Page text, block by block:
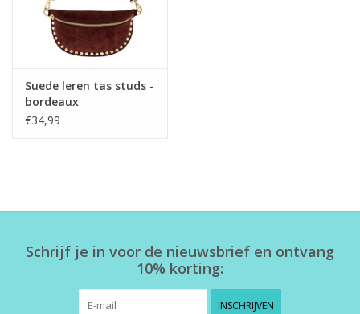
Suede leren tas studs -
bordeaux
€34,99
Schrijf je in voor de nieuwsbrief en ontvang
10% korting:
INSCHRIJVEN